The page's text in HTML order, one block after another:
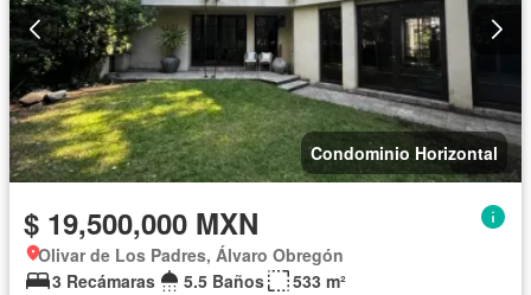
Condominio Horizontal
$ 19,500,000 MXN
Olivar de Los Padres, Álvaro Obregón
3 Recámaras
5.5 Baños 533 m²